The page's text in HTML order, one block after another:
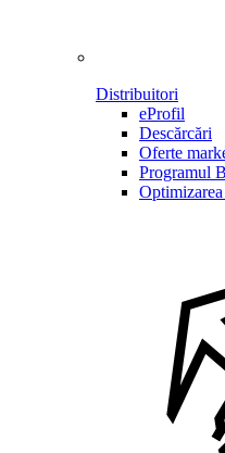
Distribuitori
eProfil
Descărcări
Oferte
Programul